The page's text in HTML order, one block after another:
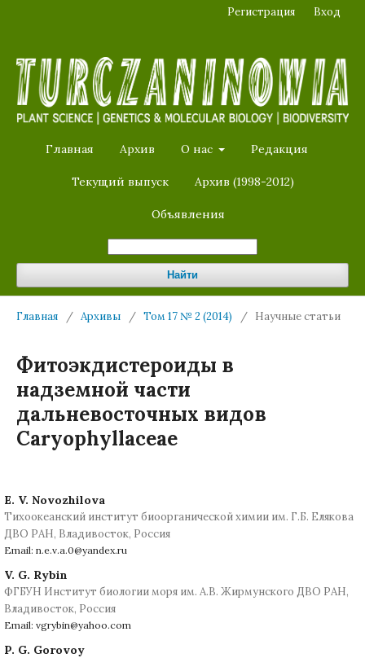
Главная Архив О нас Редакция
Текущий выпуск Архив (1998-2012)
Объявления
Найти
Регистрация Вход
Главная / Архивы / Том 17 № 2 (2014) / Научные статьи
Фитоэкдистероиды в
надземной части
дальневосточных видов
Caryophyllaceae
E. V. Novozhilova
Тихоокеанский институт биоорганической химии им. Г.Б. Елякова
ДВО РАН, Владивосток, Россия
Email: n.e.v.a.0@yandex.ru
V. G. Rybin
ФГБУН Институт биологии моря им. А.В. Жирмунского ДВО РАН,
Владивосток, Россия
Email: vgrybin@yahoo.com
P. G. Gorovoy